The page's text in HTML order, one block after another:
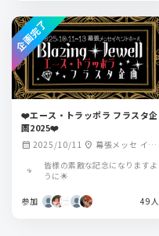
❤️エース・トラッポラ フラスタ企
画2025❤️
calendar_month 2025/10/11 location_on 幕張メッセ イベ
ントホール
皆様の素敵な記念になりますよ
うに🌟
参加 49人
企画完了